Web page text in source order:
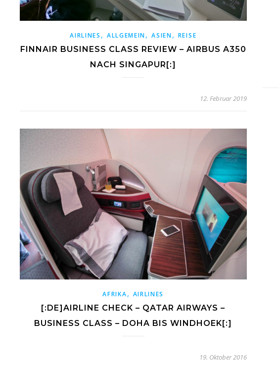
AIRLINES , ALLGEMEIN,ASIEN, REISE
FINNAIR BUSINESS CLASS REVIEW – AIRBUS A350
NACH SINGAPUR[:]
12. Februar 2019
AFRIKA, AIRLINES
[:DE]AIRLINE CHECK – QATAR AIRWAYS –
BUSINESS CLASS – DOHA BIS WINDHOEK[:]
19. Oktober 2016